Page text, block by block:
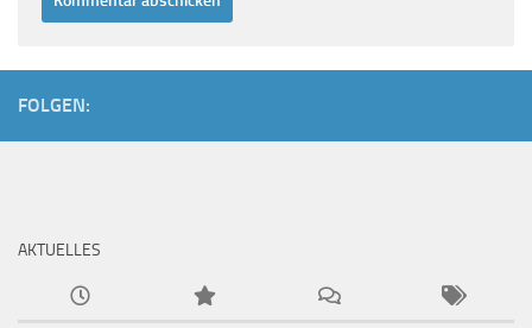
FOLGEN:
AKTUELLES